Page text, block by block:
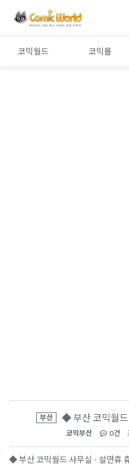
코믹월드 코믹몰
부산 ◆ 부산 코믹월드
코믹부산 0건
◆ 부산 코믹월드 사무실 - 설연휴